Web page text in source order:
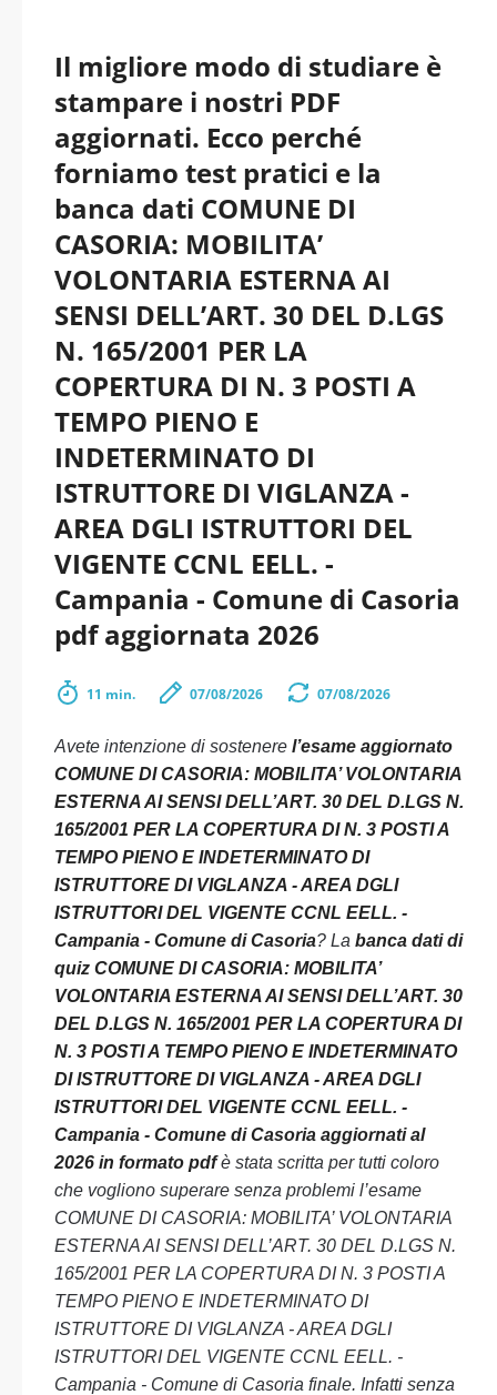
Il migliore modo di studiare è
stampare i nostri PDF
aggiornati. Ecco perché
forniamo test pratici e la
banca dati COMUNE DI
CASORIA: MOBILITA’
VOLONTARIA ESTERNA AI
SENSI DELL’ART. 30 DEL D.LGS
N. 165/2001 PER LA
COPERTURA DI N. 3 POSTI A
TEMPO PIENO E
INDETERMINATO DI
ISTRUTTORE DI VIGLANZA -
AREA DGLI ISTRUTTORI DEL
VIGENTE CCNL EELL. -
Campania - Comune di Casoria
pdf aggiornata 2026
11 min. 07/08/2026 07/08/2026
Avete intenzione di sostenere l’esame aggiornato
COMUNE DI CASORIA: MOBILITA’ VOLONTARIA
ESTERNA AI SENSI DELL’ART. 30 DEL D.LGS N.
165/2001 PER LA COPERTURA DI N. 3 POSTI A
TEMPO PIENO E INDETERMINATO DI
ISTRUTTORE DI VIGLANZA - AREA DGLI
ISTRUTTORI DEL VIGENTE CCNL EELL. -
Campania - Comune di Casoria? La banca dati di
quiz COMUNE DI CASORIA: MOBILITA’
VOLONTARIA ESTERNA AI SENSI DELL’ART. 30
DEL D.LGS N. 165/2001 PER LA COPERTURA DI
N. 3 POSTI A TEMPO PIENO E INDETERMINATO
DI ISTRUTTORE DI VIGLANZA - AREA DGLI
ISTRUTTORI DEL VIGENTE CCNL EELL. -
Campania - Comune di Casoria aggiornati al
2026 in formato pdfè stata scritta per tutti coloro
che vogliono superare senza problemi l’esame
COMUNE DI CASORIA: MOBILITA’ VOLONTARIA
ESTERNA AI SENSI DELL’ART. 30 DEL D.LGS N.
165/2001 PER LA COPERTURA DI N. 3 POSTI A
TEMPO PIENO E INDETERMINATO DI
ISTRUTTORE DI VIGLANZA - AREA DGLI
ISTRUTTORI DEL VIGENTE CCNL EELL. -
Campania - Comune di Casoria finale. Infatti senza